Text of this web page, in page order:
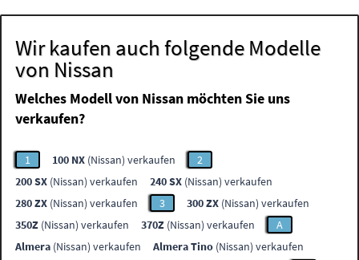
Wir kaufen auch folgende Modelle
von Nissan
Welches Modell von Nissan möchten Sie uns
verkaufen?
1 100 NX (Nissan) verkaufen
2
200 SX (Nissan) verkaufen 240 SX (Nissan) verkaufen
280 ZX (Nissan) verkaufen 3 300 ZX (Nissan) verkaufen
350Z (Nissan) verkaufen 370Z (Nissan) verkaufen
A
Almera (Nissan) verkaufen Almera Tino (Nissan) verkaufen